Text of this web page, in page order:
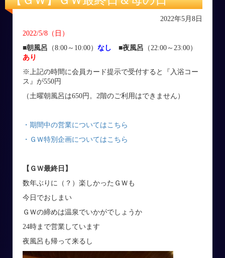
2022年5月8日
2022/5/8 （日）
■朝風呂 （8:00～10:00） なし ■夜風呂 （22:00～23:00）
あり
※上記の時間に会員カード提示で受付すると『入浴コー
ス』が550円
（土曜朝風呂は650円。2階のご利用はできません）
・期間中の営業についてはこちら
・ＧＷ特別企画についてはこちら
【ＧＷ最終日】
数年ぶりに（？）楽しかったＧＷも
今日でおしまい
ＧＷの締めは温泉でいかがでしょうか
24時まで営業しています
夜風呂も帰って来るし